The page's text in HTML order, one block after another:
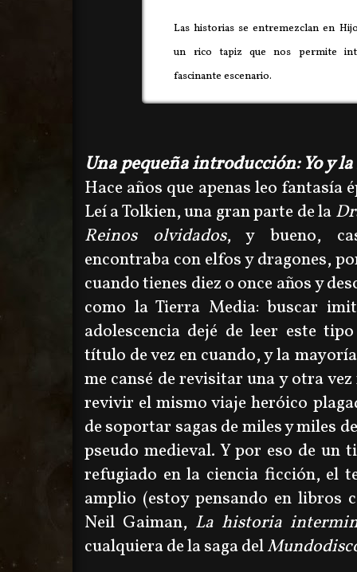
Las historias se entremezclan en
un rico tapiz que nos permite
fascinante escenario.
Una pequeña introducción: Yo y
Hace años que apenas leo fantasía
Leí a Tolkien, una gran parte de la
Reinos olvidados, y bueno,
encontraba con elfos y dragones,
cuando tienes diez o once años y
como la Tierra Media: buscar
adolescencia dejé de leer este
título de vez en cuando, y la
me cansé de revisitar una y otra
revivir el mismo viaje heróico
de soportar sagas de miles y miles
pseudo medieval. Y por eso de un
refugiado en la ciencia ficción, el
amplio (estoy pensando en libros
Neil Gaiman, La historia
cualquiera de la saga del